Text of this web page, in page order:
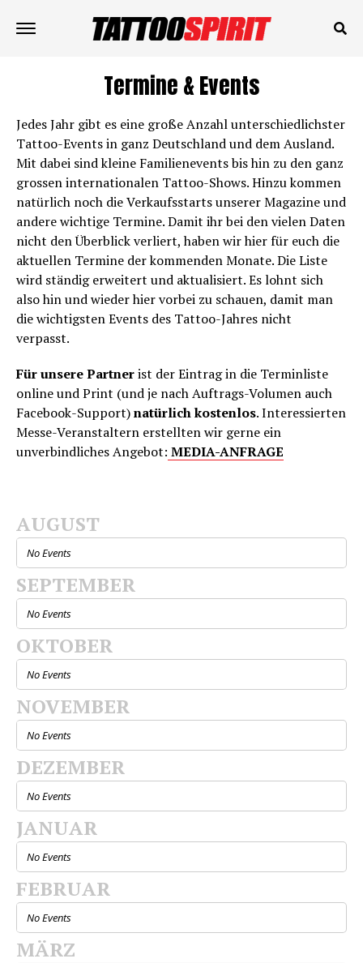
Termine & Events
Jedes Jahr gibt es eine große Anzahl unterschiedlichster
Tattoo-Events in ganz Deutschland und dem Ausland.
Mit dabei sind kleine Familienevents bis hin zu den ganz
grossen internationalen Tattoo-Shows. Hinzu kommen
natürlich noch die Verkaufsstarts unserer Magazine und
andere wichtige Termine. Damit ihr bei den vielen Daten
nicht den Überblick verliert, haben wir hier für euch die
aktuellen Termine der kommenden Monate. Die Liste
wird ständig erweitert und aktualisiert. Es lohnt sich
also hin und wieder hier vorbei zu schauen, damit man
die wichtigsten Events des Tattoo-Jahres nicht
verpasst.
Für unsere Partnerist der Eintrag in die Terminliste
online und Print (und je nach Auftrags-Volumen auch
Facebook-Support)natürlich kostenlos. Interessierten
Messe-Veranstaltern erstellten wir gerne ein
unverbindliches Angebot: MEDIA-ANFRAGE
AUGUST
No Events
SEPTEMBER
No Events
OKTOBER
No Events
NOVEMBER
No Events
DEZEMBER
No Events
JANUAR
No Events
FEBRUAR
No Events
MÄRZ